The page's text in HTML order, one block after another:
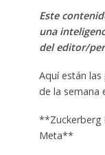
Este
una
del editor/
Aquí están
de la semana
**Zuckerberg
Meta**